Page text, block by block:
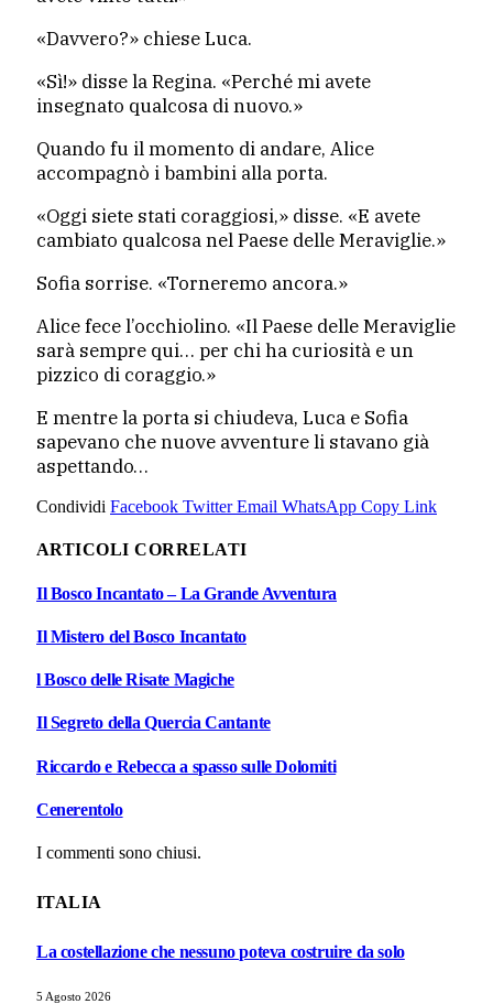
«Davvero?» chiese Luca.
«Sì!» disse la Regina. «Perché mi avete
insegnato qualcosa di nuovo.»
Quando fu il momento di andare, Alice
accompagnò i bambini alla porta.
«Oggi siete stati coraggiosi,» disse. «E avete
cambiato qualcosa nel Paese delle Meraviglie.»
Sofia sorrise. «Torneremo ancora.»
Alice fece l’occhiolino. «Il Paese delle Meraviglie
sarà sempre qui… per chi ha curiosità e un
pizzico di coraggio.»
E mentre la porta si chiudeva, Luca e Sofia
sapevano che nuove avventure li stavano già
aspettando…
Condividi Facebook Twitter Email WhatsApp Copy Link
ARTICOLI CORRELATI
Il Bosco Incantato – La Grande Avventura
Il Mistero del Bosco Incantato
l Bosco delle Risate Magiche
Il Segreto della Quercia Cantante
Riccardo e Rebecca a spasso sulle Dolomiti
Cenerentolo
I commenti sono chiusi.
ITALIA
La costellazione che nessuno poteva costruire da solo
5 Agosto 2026